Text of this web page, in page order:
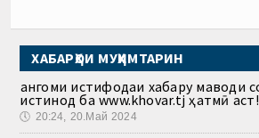
ХАБАРҲОИ МУҲИМТАРИН
Ҳангоми истифодаи хабару маводи
истинод ба www.khovar.tj ҳатмӣ аст!
🕔 20:24, 20.Май 2024